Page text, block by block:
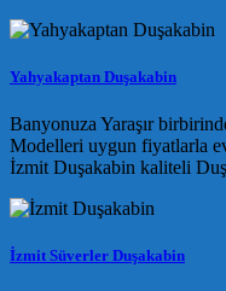
Yahyakaptan Duşakabin
Banyonuza Yaraşır
Modelleri uygun fiyatlarla
İzmit Duşakabin kaliteli
İzmit Süverler Duşakabin